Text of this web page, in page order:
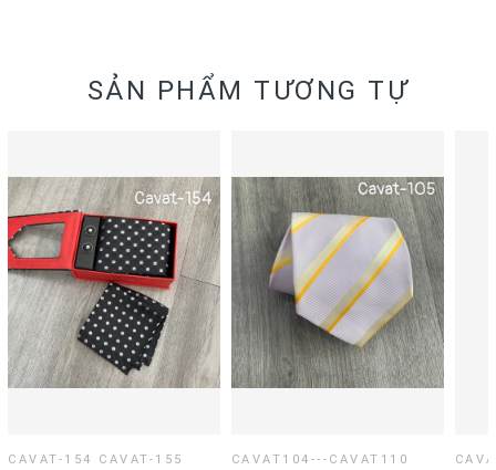
SẢN PHẨM TƯƠNG TỰ
CAVAT-154 CAVAT-155 CAVAT104---CAVAT110